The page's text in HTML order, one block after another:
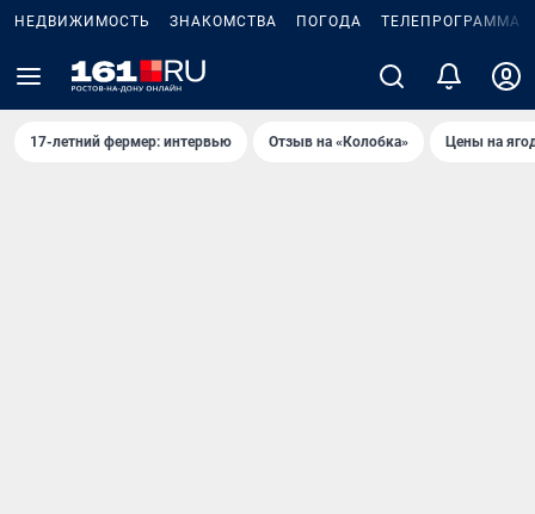
НЕДВИЖИМОСТЬ ЗНАКОМСТВА ПОГОДА ТЕЛЕПРОГРАММА
17-летний фермер: интервью Отзыв на «Колобка» Цены на